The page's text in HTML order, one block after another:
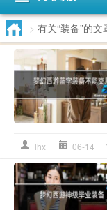
> 有关“装备”的文
lhx 06-14